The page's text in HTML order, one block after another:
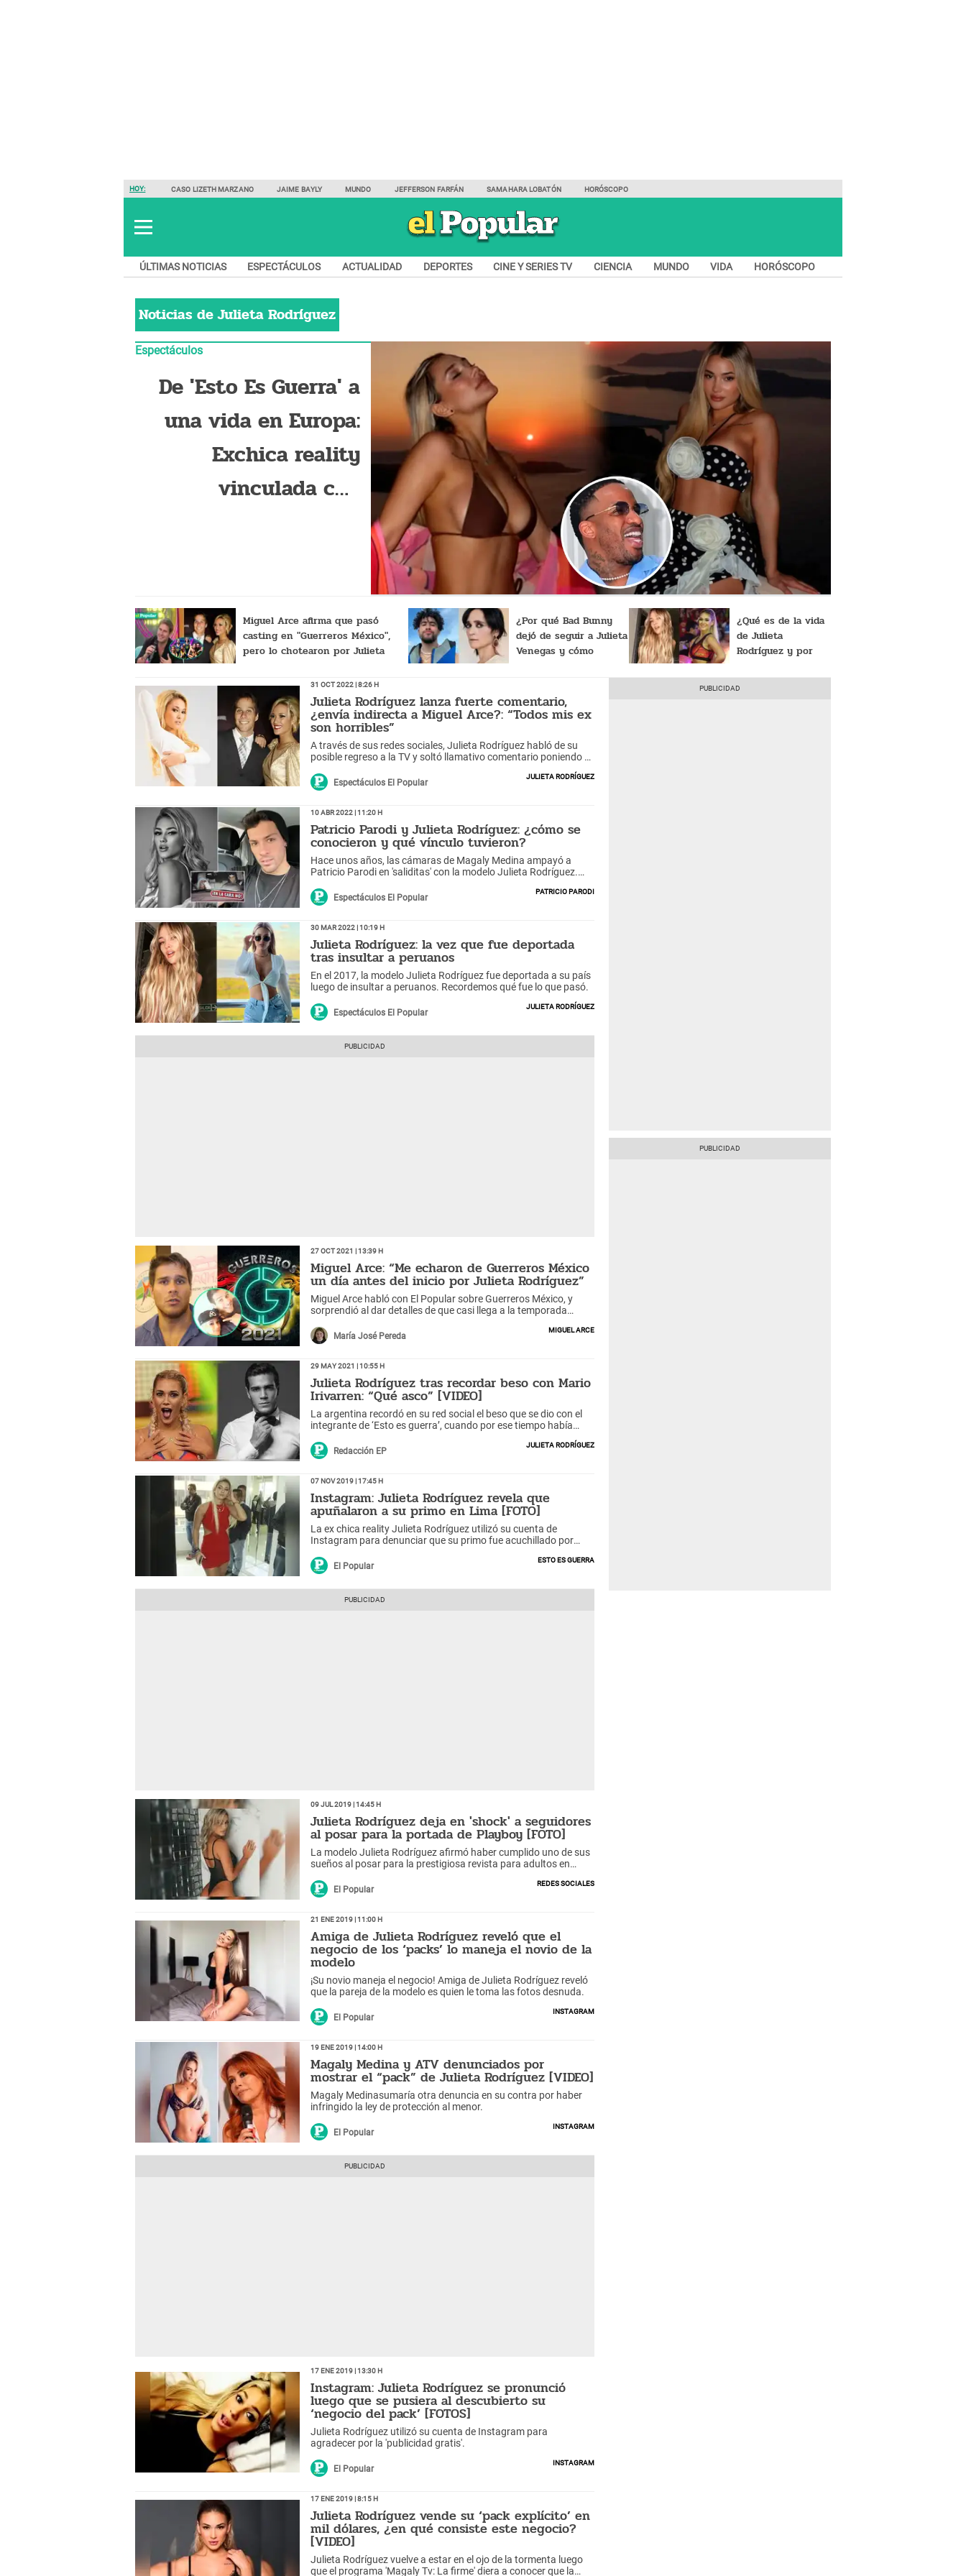
HOY: CASO LIZETH MARZANO JAIME BAYLY MUNDO JEFFERSON FARFÁN SAMAHARA LOBATÓN HORÓSCOPO
ÚLTIMAS NOTICIAS ESPECTÁCULOS ACTUALIDAD DEPORTES CINE Y SERIES TV CIENCIA MUNDO VIDA HORÓSCOPO
Noticias deJulieta Rodríguez
Espectáculos
De 'Esto Es Guerra' a
una vida en Europa:
Exchica reality
vinculada con
Miguel Arce afirma que pasó
casting en "Guerreros México",
pero lo chotearon por Julieta
¿Por qué Bad Bunny
dejó de seguir a Julieta
Venegas y cómo
¿Qué es de la vida
de Julieta
Rodríguez y por
regresar al Perú?
31 Oct 2022 | 8:26 h
Julieta Rodríguez lanza fuerte comentario,
¿envía indirecta a Miguel Arce?: “Todos mis ex
son horribles”
A través de sus redes sociales, Julieta Rodríguez habló de su
posible regreso a la TV y soltó llamativo comentario poniendo a
Espectáculos El Popular
Julieta Rodríguez
10 Abr 2022 | 11:20 h
Patricio Parodi y Julieta Rodríguez: ¿cómo se
conocieron y qué vínculo tuvieron?
Hace unos años, las cámaras de Magaly Medina ampayó a
Patricio Parodi en 'saliditas' con la modelo Julieta Rodríguez.
Espectáculos El Popular
Patricio Parodi
30 Mar 2022 | 10:19 h
Julieta Rodríguez: la vez que fue deportada
tras insultar a peruanos
En el 2017, la modelo Julieta Rodríguez fue deportada a su país
luego de insultar a peruanos. Recordemos qué fue lo que pasó.
Espectáculos El Popular
Julieta Rodríguez
27 Oct 2021 | 13:39 h
Miguel Arce: “Me echaron de Guerreros México
un día antes del inicio por Julieta Rodríguez”
Miguel Arce habló con El Popular sobre Guerreros México, y
sorprendió al dar detalles de que casi llega a la temporada
María José Pereda
Miguel Arce
29 May 2021 | 10:55 h
Julieta Rodríguez tras recordar beso con Mario
Irivarren: “Qué asco” [VIDEO]
La argentina recordó en su red social el beso que se dio con el
integrante de ‘Esto es guerra’, cuando por ese tiempo había
Redacción EP
Julieta Rodríguez
07 Nov 2019 | 17:45 h
Instagram: Julieta Rodríguez revela que
apuñalaron a su primo en Lima [FOTO]
La ex chica reality Julieta Rodríguez utilizó su cuenta de
Instagram para denunciar que su primo fue acuchillado por
El Popular
Esto es guerra
09 Jul 2019 | 14:45 h
Julieta Rodríguez deja en 'shock' a seguidores
al posar para la portada de Playboy [FOTO]
La modelo Julieta Rodríguez afirmó haber cumplido uno de sus
sueños al posar para la prestigiosa revista para adultos en
El Popular
Redes Sociales
21 Ene 2019 | 11:00 h
Amiga de Julieta Rodríguez reveló que el
negocio de los ‘packs’ lo maneja el novio de la
modelo
¡Su novio maneja el negocio! Amiga de Julieta Rodríguez reveló
que la pareja de la modelo es quien le toma las fotos desnuda.
El Popular
Instagram
19 Ene 2019 | 14:00 h
Magaly Medina y ATV denunciados por
mostrar el “pack” de Julieta Rodríguez [VIDEO]
Magaly Medinasumaría otra denuncia en su contra por haber
infringido la ley de protección al menor.
El Popular
Instagram
17 Ene 2019 | 13:30 h
Instagram: Julieta Rodríguez se pronunció
luego que se pusiera al descubierto su
‘negocio del pack’ [FOTOS]
Julieta Rodríguez utilizó su cuenta de Instagram para
agradecer por la 'publicidad gratis'.
El Popular
Instagram
17 Ene 2019 | 8:15 h
Julieta Rodríguez vende su ‘pack explícito’ en
mil dólares, ¿en qué consiste este negocio?
[VIDEO]
Julieta Rodríguez vuelve a estar en el ojo de la tormenta luego
que el programa 'Magaly Tv: La firme' diera a conocer que la